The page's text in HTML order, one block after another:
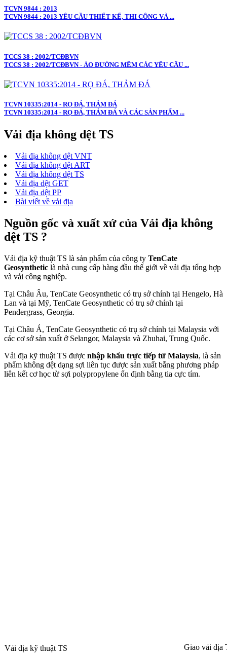
TCVN 9844 : 2013
TCVN 9844 : 2013 YÊU CẦU THIẾT KẾ, THI CÔNG VÀ ...
TCCS 38 : 2002/TCĐBVN
TCCS 38 : 2002/TCĐBVN - ÁO ĐƯỜNG MỀM CÁC YÊU CẦU ...
TCVN 10335:2014 - RỌ ĐÁ, THẢM ĐÁ
TCVN 10335:2014 - RỌ ĐÁ, THẢM ĐÁ VÀ CÁC SẢN PHẨM ...
Vải địa không dệt TS
Vải địa không dệt VNT
Vải địa không dệt ART
Vải địa không dệt TS
Vải địa dệt GET
Vải địa dệt PP
Bài viết về vải địa
Nguồn gốc và xuất xứ của Vải địa không
dệt TS ?
Vải địa kỹ thuật TS là sản phẩm của công ty TenCate
Geosynthetic là nhà cung cấp hàng đầu thế giới về vải địa tổng hợp
và vải công nghiệp.
Tại Châu Âu, TenCate Geosynthetic có trụ sở chính tại Hengelo, Hà
Lan và tại Mỹ, TenCate Geosynthetic có trụ sở chính tại
Pendergrass, Georgia.
Tại Châu Á, TenCate Geosynthetic có trụ sở chính tại Malaysia với
các cơ sở sản xuất ở Selangor, Malaysia và Zhuhai, Trung Quốc.
Vải địa kỹ thuật TS được nhập khẩu trực tiếp từ Malaysia, là sản
phẩm không dệt dạng sợi liên tục được sản xuất bằng phương pháp
liên kết cơ học từ sợi ​​polypropylene ổn định bằng tia cực tím.
Vải địa kỹ thuật TS Giao vải địa